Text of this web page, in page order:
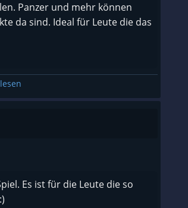
Panzer und mehr können
da sind. Ideal für Leute die das
Es ist für die Leute die so